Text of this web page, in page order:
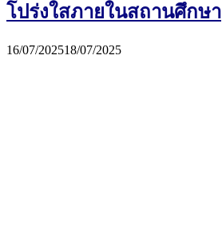
โปร่งใสภายในสถานศึกษา
16/07/202518/07/2025